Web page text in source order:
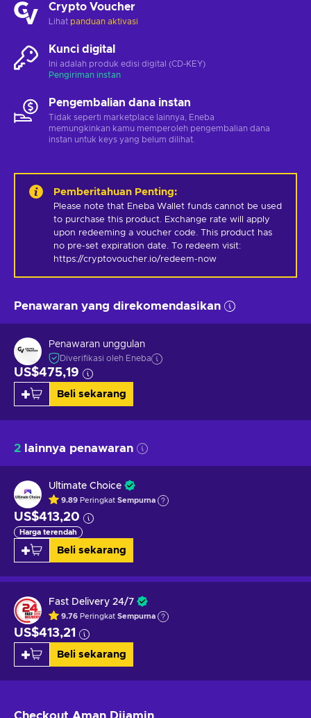
Crypto Voucher
Lihat panduan aktivasi
Kunci digital
Ini adalah produk edisi digital (CD-KEY)
Pengiriman instan
Pengembalian dana instan
Tidak seperti marketplace lainnya, Eneba
memungkinkan kamu memperoleh pengembalian dana
instan untuk keys yang belum dilihat.
Pemberitahuan Penting:
Please note that Eneba Wallet funds cannot be used
to purchase this product. Exchange rate will apply
upon redeeming a voucher code. This product has
no pre-set expiration date. To redeem visit:
https://cryptovoucher.io/redeem-now
Penawaran yang direkomendasikan
Penawaran unggulan
Diverifikasi oleh Eneba
US$475,19
Beli sekarang
2 lainnya penawaran
Ultimate Choice
9.89 Peringkat Sempurna
US$413,20
Harga terendah
Beli sekarang
Fast Delivery 24/7
9.76 Peringkat Sempurna
US$413,21
Beli sekarang
Checkout Aman Dijamin